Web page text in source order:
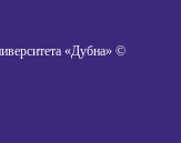
«Дубна» ©